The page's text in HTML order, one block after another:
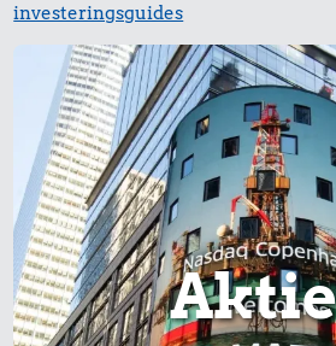
investeringsguides